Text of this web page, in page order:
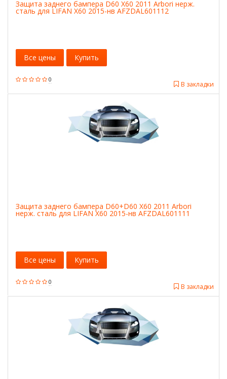
Защита заднего бампера D60 X60 2011 Arbori нерж.
сталь для LIFAN X60 2015-нв AFZDAL601112
0
В закладки
Все цены Купить
Защита заднего бампера D60+D60 X60 2011 Arbori
нерж. сталь для LIFAN X60 2015-нв AFZDAL601111
0
В закладки
Все цены Купить